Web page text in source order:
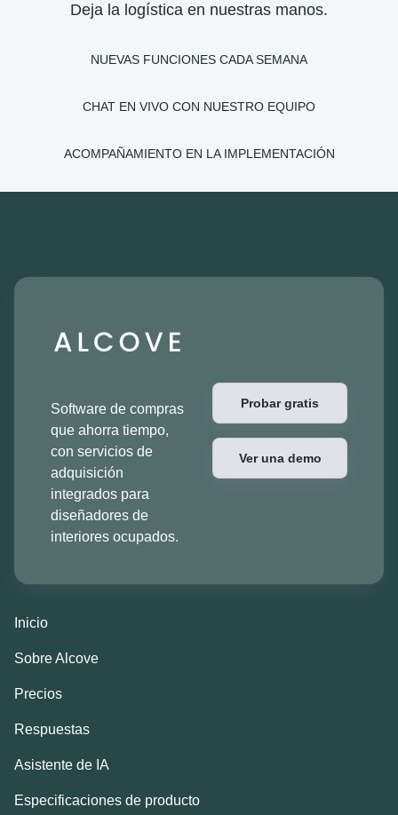
Deja la logística en nuestras manos.
NUEVAS FUNCIONES CADA SEMANA
CHAT EN VIVO CON NUESTRO EQUIPO
ACOMPAÑAMIENTO EN LA IMPLEMENTACIÓN
Software de compras
que ahorra tiempo,
con servicios de
adquisición
integrados para
diseñadores de
interiores ocupados.
Probar gratis
Ver una demo
Inicio
Sobre Alcove
Precios
Respuestas
Asistente de IA
Especificaciones de producto